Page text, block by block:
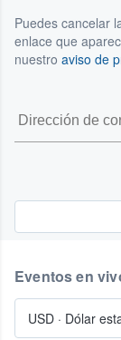
Puedes cancelar
enlace que
nuestro aviso de
Eventos en
USD · Dólar